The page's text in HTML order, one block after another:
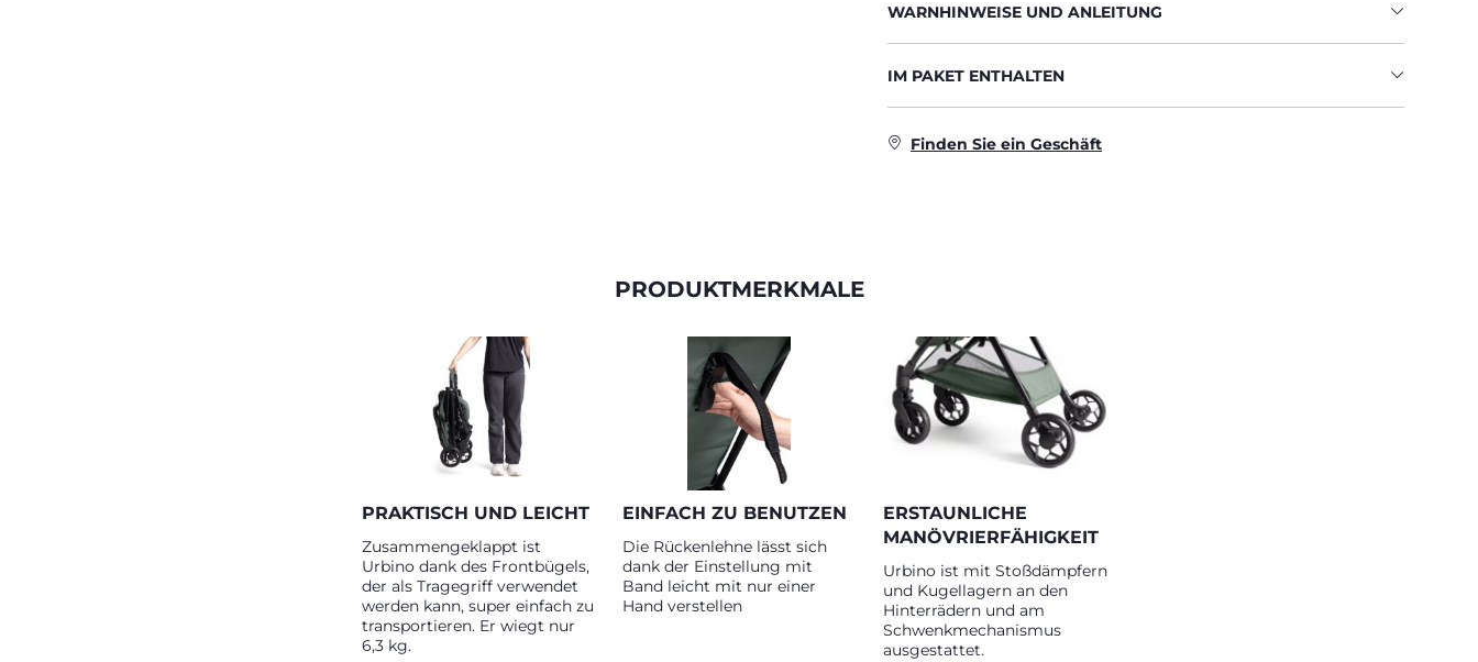
WARNHINWEISE UND ANLEITUNG
IM PAKET ENTHALTEN
Finden Sie ein Geschäft
PRODUKTMERKMALE
PRAKTISCH UND LEICHT
Zusammengeklappt ist
Urbino dank des Frontbügels,
der als Tragegriff verwendet
werden kann, super einfach zu
transportieren. Er wiegt nur
6,3 kg.
EINFACH ZU BENUTZEN
Die Rückenlehne lässt sich
dank der Einstellung mit
Band leicht mit nur einer
Hand verstellen
ERSTAUNLICHE
MANÖVRIERFÄHIGKEIT
Urbino ist mit Stoßdämpfern
und Kugellagern an den
Hinterrädern und am
Schwenkmechanismus
ausgestattet.